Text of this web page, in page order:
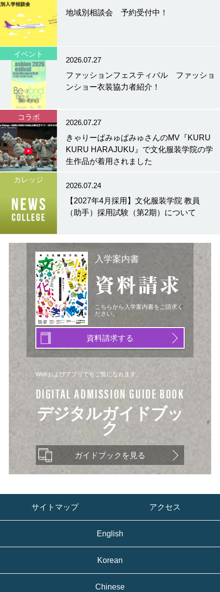
地域別相談会 予約受付中！
イベント
2026.07.27
ファッションフェスティバル ファッショ
ンショー衣装協力者紹介！
コラボ
2026.07.27
きゃりーぱみゅぱみゅさんのMV『KURU
KURU HARAJUKU』で文化服装学院の学
生作品が着用されました
カレッジ
2026.07.24
【2027年4月採用】文化服装学院 教員
（助手）採用試験（第2期）について
入学案内書
資料請求
こちらから入学案内書をご請求く
ださい。
資料請求する
Webおよびアプリでもご覧になれます。
DIGITAL ADMISSION GUIDE BOOK
デジタルガイドブッ
ク
ガイドブックを見る
サイトマップ アクセス
English
Korean
Chinese